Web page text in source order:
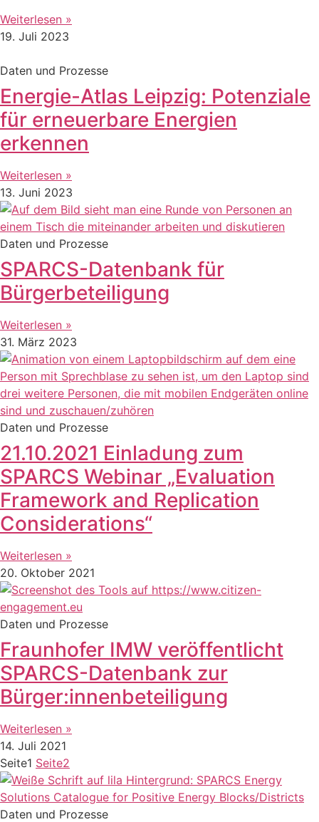
Weiterlesen »
19. Juli 2023
Daten und Prozesse
Energie-Atlas Leipzig: Potenziale
für erneuerbare Energien
erkennen
Weiterlesen »
13. Juni 2023
Daten und Prozesse
SPARCS-Datenbank für
Bürgerbeteiligung
Weiterlesen »
31. März 2023
Daten und Prozesse
21.10.2021 Einladung zum
SPARCS Webinar „Evaluation
Framework and Replication
Considerations“
Weiterlesen »
20. Oktober 2021
Daten und Prozesse
Fraunhofer IMW veröffentlicht
SPARCS-Datenbank zur
Bürger:innenbeteiligung
Weiterlesen »
14. Juli 2021
Seite1 Seite2
Daten und Prozesse